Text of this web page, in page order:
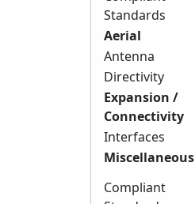
Standards
Aerial
Antenna
Directivity
Expansion /
Connectivity
Interfaces
Miscellaneous
Compliant